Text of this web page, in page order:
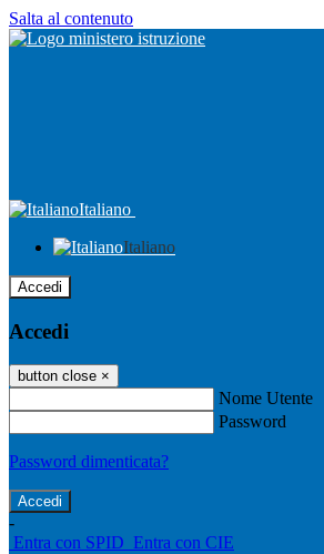
Salta al contenuto
Italiano
Italiano
Accedi
Accedi
button close ×
Nome Utente
Password
Password dimenticata?
-
Entra con SPID Entra con CIE